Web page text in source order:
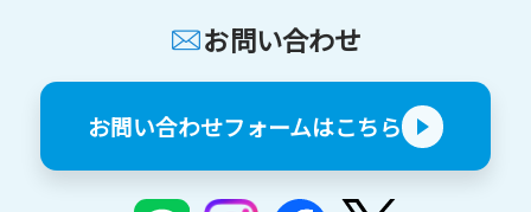
お問い合わせ
お問い合わせフォームはこちら